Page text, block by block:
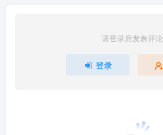
请登录后发表评论
登录